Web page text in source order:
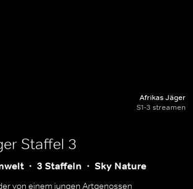
Afrikas Jäger
S1-3 streamen
Staffel 3
3 Staffeln Sky Nature
von einem jungen Artgenossen